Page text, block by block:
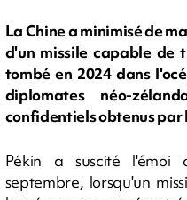
La Chine a minimisé de
d'un missile capable de
tombé en 2024 dans
diplomates néo-
confidentiels obtenus par
Pékin a suscité
septembre, lorsqu'un